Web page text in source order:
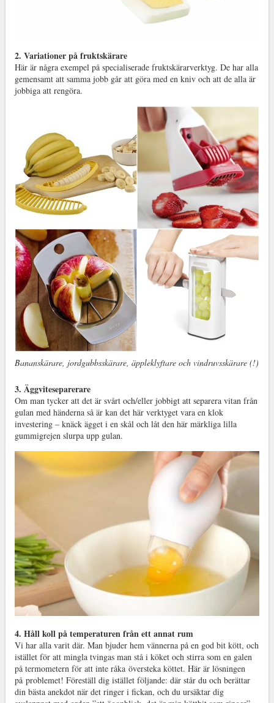
2. Variationer på fruktskärare
Här är några exempel på specialiserade fruktskärarverktyg. De har alla
gemensamt att samma jobb går att göra med en kniv och att de alla är
jobbiga att rengöra.
Bananskärare, jordgubbsskärare, äppleklyftare och vindruvsskärare (!)
3. Äggviteseparerare
Om man tycker att det är svårt och/eller jobbigt att separera vitan från
gulan med händerna så är kan det här verktyget vara en klok
investering – knäck ägget i en skål och låt den här märkliga lilla
gummigrejen slurpa upp gulan.
4. Håll koll på temperaturen från ett annat rum
Vi har alla varit där. Man bjuder hem vännerna på en god bit kött, och
istället för att mingla tvingas man stå i köket och stirra som en galen
på termometern för att inte råka översteka köttet. Här är lösningen
på problemet! Föreställ dig istället följande: där står du och berättar
din bästa anekdot när det ringer i fickan, och du ursäktar dig